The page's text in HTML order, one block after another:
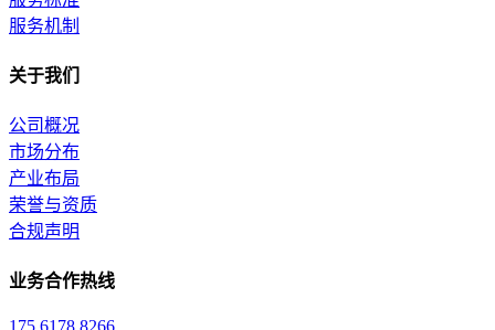
服务机制
关于我们
公司概况
市场分布
产业布局
荣誉与资质
合规声明
业务合作热线
175 6178 8266